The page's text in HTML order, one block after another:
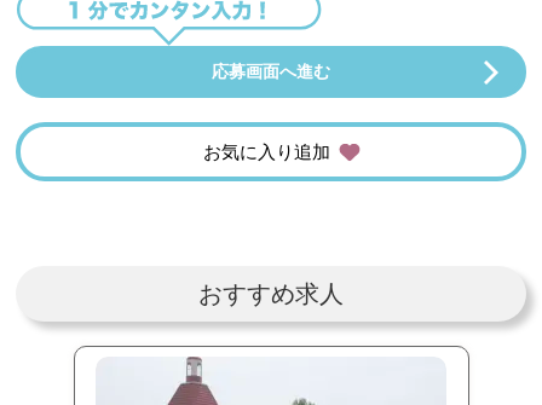
応募画面へ進む
お気に入り追加
おすすめ求人